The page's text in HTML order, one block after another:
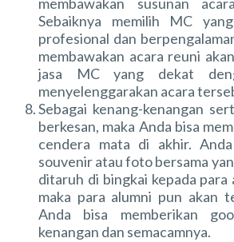
membawakan susunan
Sebaiknya memilih MC
profesional dan
membawakan acara reuni
jasa MC yang dekat
menyelenggarakan acara
Sebagai kenang-kenangan
berkesan, maka Anda bisa
cendera mata di akhir.
souvenir atau foto bersama
ditaruh di bingkai kepada para
maka para alumni pun akan
Anda bisa memberikan
kenangan dan semacamnya.